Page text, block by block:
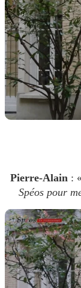
Pierre-Alain : «
Spéos pour